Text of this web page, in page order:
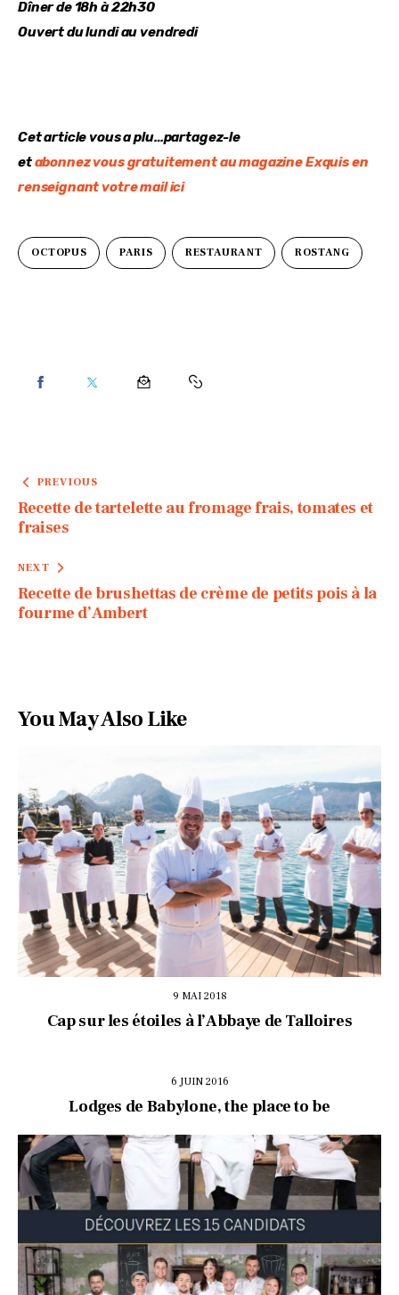
Dîner de 18h à 22h30
Ouvert du lundi au vendredi
Cet article vous a plu…partagez-le
et abonnez vous gratuitement au magazine Exquis en
renseignant votre mail ici
OCTOPUS PARIS RESTAURANT ROSTANG
PREVIOUS
Recette de tartelette au fromage frais, tomates et
fraises
NEXT
Recette de brushettas de crème de petits pois à la
fourme d’Ambert
You May Also Like
9 MAI 2018
Cap sur les étoiles à l’Abbaye de Talloires
6 JUIN 2016
Lodges de Babylone, the place to be